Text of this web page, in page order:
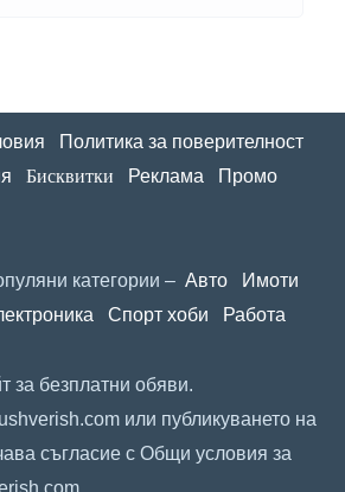
Политика за поверителност
Бисквитки Реклама
Промо
категории – Авто
Имоти
Спорт хоби Работа
за безплатни обяви.
или публикуването на
съгласие с Общи условия за